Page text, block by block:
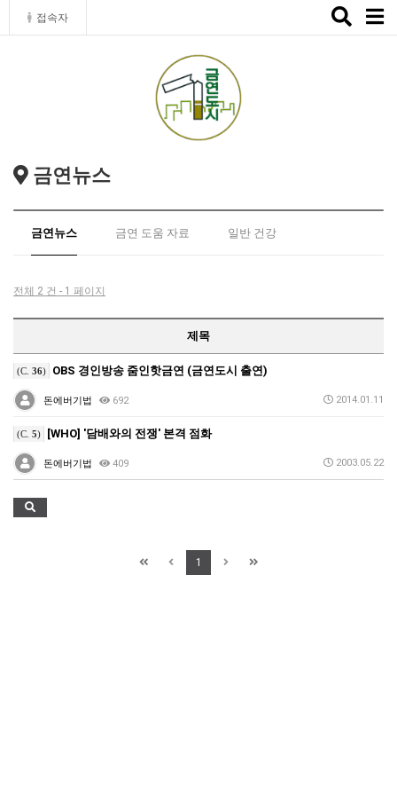
접속자
Toggle
금연뉴스
금연뉴스 금연 도움 자료 일반 건강
전체 2 건 - 1 페이지
제목
(C. 36) OBS 경인방송 줌인핫금연 (금연도시 출연)
돈에버기법 692 2014.01.11
(C. 5) [WHO] '담배와의 전쟁' 본격 점화
돈에버기법 409 2003.05.22
1